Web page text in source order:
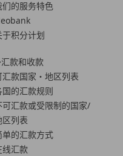
们的服务特色
于积分计划
款和收款
汇款国家・地区列表
国的汇款规则
可汇款或受限制的国家/
区列表
单的汇款方式
线汇款